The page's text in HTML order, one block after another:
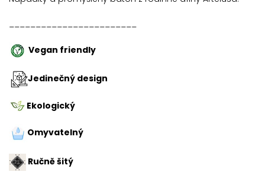
Vegan friendly
Jedinečný design
Ekologický
Omyvatelný
Ručně šitý